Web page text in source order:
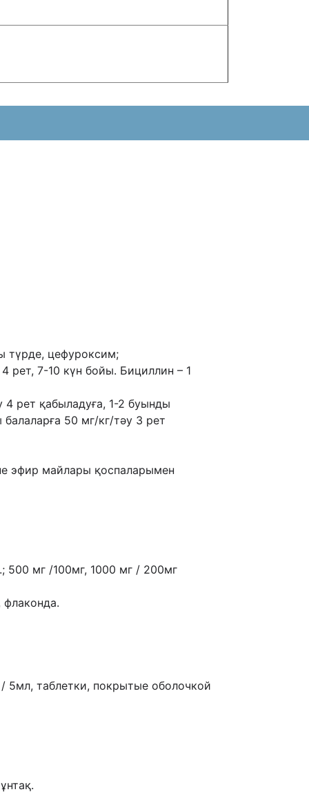
түрде, цефуроксим;
4 рет, 7-10 күн бойы. Бициллин – 1
4 рет қабыладуға, 1-2 буынды
50 мг/кг/тəу 3 рет
эфир майлары қоспаларымен
500 мг /100мг, 1000 мг / 200мг
флаконда.
/ 5мл, таблетки, покрытые оболочкой